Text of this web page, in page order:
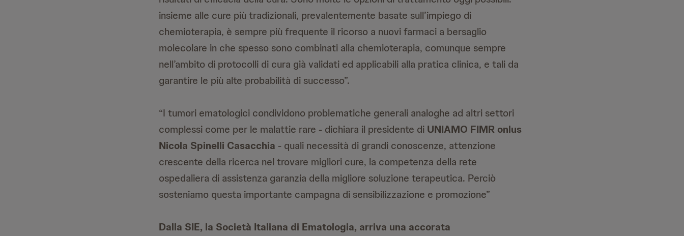
insieme alle cure più tradizionali, prevalentemente basate sull’impiego di
chemioterapia, è sempre più frequente il ricorso a nuovi farmaci a bersaglio
molecolare in che spesso sono combinati alla chemioterapia, comunque sempre
nell’ambito di protocolli di cura già validati ed applicabili alla pratica clinica, e tali da
garantire le più alte probabilità di successo”.
“I tumori ematologici condividono problematiche generali analoghe ad altri settori
complessi come per le malattie rare - dichiara il presidente di UNIAMO FIMR onlus
Nicola Spinelli Casacchia - quali necessità di grandi conoscenze, attenzione
crescente della ricerca nel trovare migliori cure, la competenza della rete
ospedaliera di assistenza garanzia della migliore soluzione terapeutica. Perciò
sosteniamo questa importante campagna di sensibilizzazione e promozione”
Dalla SIE, la Società Italiana di Ematologia, arriva una accorata